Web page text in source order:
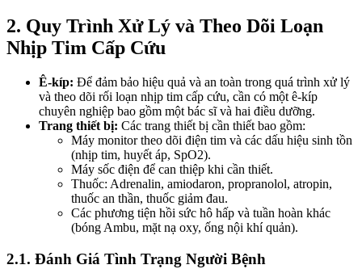
2. Quy Trình Xử Lý và Theo Dõi Loạn
Nhịp Tim Cấp Cứu
Ê-kíp: Để đảm bảo hiệu quả và an toàn trong quá trình xử lý
và theo dõi rối loạn nhịp tim cấp cứu, cần có một ê-kíp
chuyên nghiệp bao gồm một bác sĩ và hai điều dưỡng.
Trang thiết bị: Các trang thiết bị cần thiết bao gồm:
Máy monitor theo dõi điện tim và các dấu hiệu sinh tồn
(nhịp tim, huyết áp, SpO2).
Máy sốc điện để can thiệp khi cần thiết.
Thuốc: Adrenalin, amiodaron, propranolol, atropin,
thuốc an thần, thuốc giảm đau.
Các phương tiện hồi sức hô hấp và tuần hoàn khác
(bóng Ambu, mặt nạ oxy, ống nội khí quản).
2.1. Đánh Giá Tình Trạng Người Bệnh